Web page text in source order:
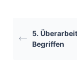
5.
Begriffen